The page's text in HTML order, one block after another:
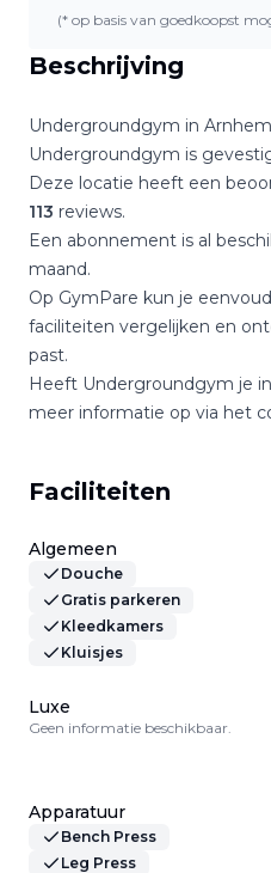
Beschrijving
Undergroundgym in Arnhem
Undergroundgym is
Deze locatie heeft een
113 reviews.
Een abonnement is al
maand.
Op GymPare kun je
faciliteiten vergelijken en
past.
Heeft Undergroundgym je
meer informatie op via het
Faciliteiten
Algemeen
Douche
Gratis parkeren
Kleedkamers
Kluisjes
Luxe
Geen informatie beschikbaar.
Apparatuur
Bench Press
Leg Press
(* op basis van goedkoopst